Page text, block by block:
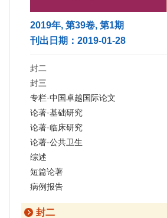
2019年, 第39卷, 第1期
刊出日期：2019-01-28
封二
封三
专栏·中国卓越国际论文
论著·基础研究
论著·临床研究
论著·公共卫生
综述
短篇论著
病例报告
封二